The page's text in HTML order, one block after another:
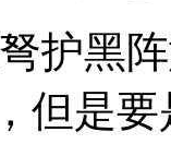
黑阵
但是